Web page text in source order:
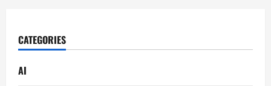
CATEGORIES
AI